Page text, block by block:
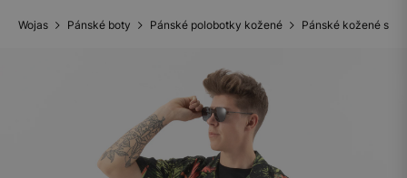
Wojas Pánské boty Pánské polobotky kožené Pánské kožené